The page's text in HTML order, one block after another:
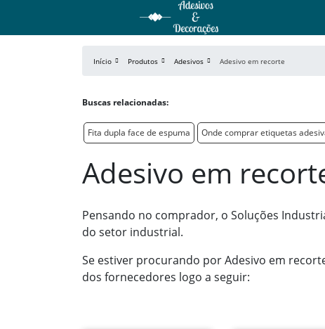
Início Produtos Adesivos Adesivo em recorte
Buscas relacionadas:
Fita dupla face de espuma Onde comprar etiquetas
Adesivo em
Pensando no comprador, o Soluções
do setor industrial.
Se estiver procurando por Adesivo em
dos fornecedores logo a seguir: